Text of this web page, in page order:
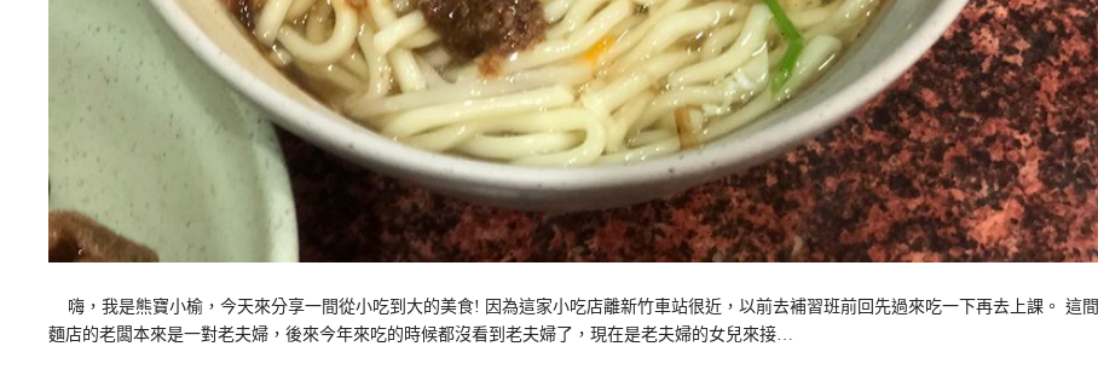
嗨，我是熊寶小榆，今天來分享一間從小吃到大的美食! 因為這家小吃店離新竹車站很近，以前去補習班前回先過來吃一下再去上課。 這間
麵店的老闆本來是一對老夫婦，後來今年來吃的時候都沒看到老夫婦了，現在是老夫婦的女兒來接…